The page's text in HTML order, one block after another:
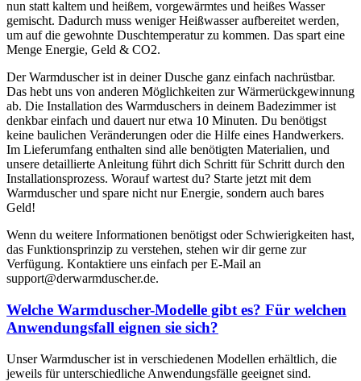
nun statt kaltem und heißem, vorgewärmtes und heißes Wasser
gemischt. Dadurch muss weniger Heißwasser aufbereitet werden,
um auf die gewohnte Duschtemperatur zu kommen. Das spart eine
Menge Energie, Geld & CO2.
Der Warmduscher ist in deiner Dusche ganz einfach nachrüstbar.
Das hebt uns von anderen Möglichkeiten zur Wärmerückgewinnung
ab. Die Installation des Warmduschers in deinem Badezimmer ist
denkbar einfach und dauert nur etwa 10 Minuten. Du benötigst
keine baulichen Veränderungen oder die Hilfe eines Handwerkers.
Im Lieferumfang enthalten sind alle benötigten Materialien, und
unsere detaillierte Anleitung führt dich Schritt für Schritt durch den
Installationsprozess. Worauf wartest du? Starte jetzt mit dem
Warmduscher und spare nicht nur Energie, sondern auch bares
Geld!
Wenn du weitere Informationen benötigst oder Schwierigkeiten hast,
das Funktionsprinzip zu verstehen, stehen wir dir gerne zur
Verfügung. Kontaktiere uns einfach per E-Mail an
support@derwarmduscher.de.
Welche Warmduscher-Modelle gibt es? Für welchen
Anwendungsfall eignen sie sich?
Unser Warmduscher ist in verschiedenen Modellen erhältlich, die
jeweils für unterschiedliche Anwendungsfälle geeignet sind.